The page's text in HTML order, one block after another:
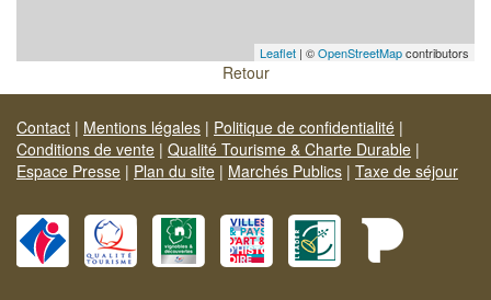
Leaflet | ©OpenStreetMapcontributors
Retour
Contact | Mentions légales | Politique de confidentialité |
Conditions de vente | Qualité Tourisme & Charte Durable |
Espace Presse | Plan du site | Marchés Publics | Taxe de séjour